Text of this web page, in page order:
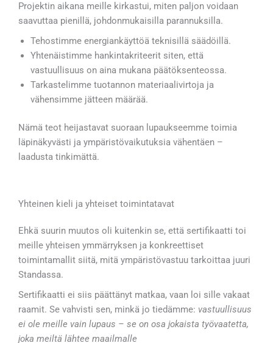
Projektin aikana meille kirkastui, miten paljon voidaan
saavuttaa pienillä, johdonmukaisilla parannuksilla.
Tehostimme energiankäyttöä teknisillä säädöillä.
Yhtenäistimme hankintakriteerit siten, että
vastuullisuus on aina mukana päätöksenteossa.
Tarkastelimme tuotannon materiaalivirtoja ja
vähensimme jätteen määrää.
Nämä teot heijastavat suoraan lupaukseemme toimia
läpinäkyvästi ja ympäristövaikutuksia vähentäen –
laadusta tinkimättä.
Yhteinen kieli ja yhteiset toimintatavat
Ehkä suurin muutos oli kuitenkin se, että sertifikaatti toi
meille yhteisen ymmärryksen ja konkreettiset
toimintamallit siitä, mitä ympäristövastuu tarkoittaa juuri
Standassa.
Sertifikaatti ei siis päättänyt matkaa, vaan loi sille vakaat
raamit. Se vahvisti sen, minkä jo tiedämme: vastuullisuus
ei ole meille vain lupaus – se on osa jokaista työvaatetta,
joka meiltä lähtee maailmalle